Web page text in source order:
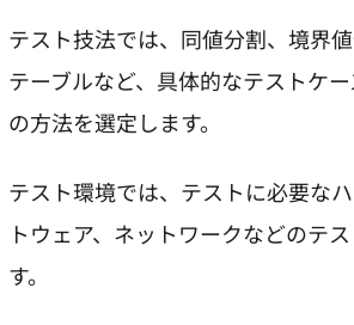
テスト技法では、同値分割、境界
テーブルなど、具体的なテストケ
の方法を選定します。
テスト環境では、テストに必要な
トウェア、ネットワークなどのテ
す。